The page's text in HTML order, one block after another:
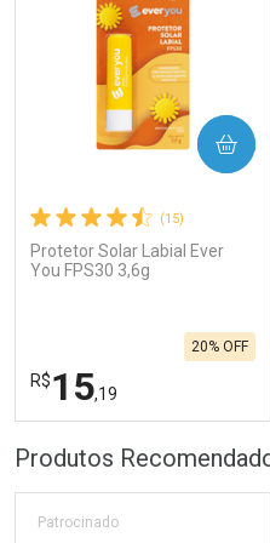
(15)
Protetor Solar Labial Ever
You FPS30 3,6g
R$15,19
20% OFF
COMPRAR
Laboratório
Por Menos
Produtos
Patrocinado